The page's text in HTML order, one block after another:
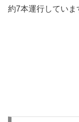
約7本運行していま